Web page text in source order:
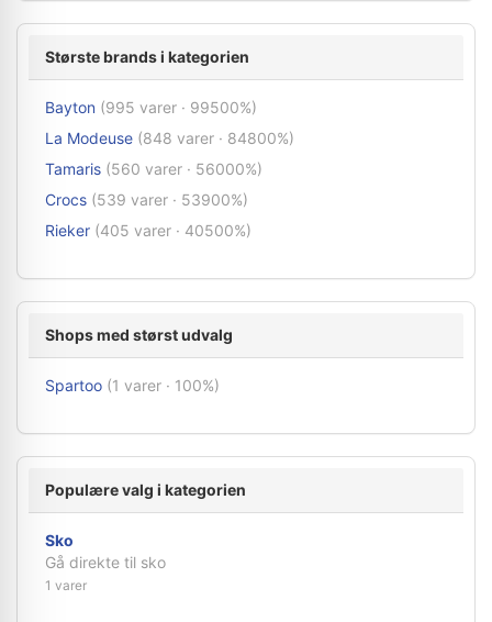
Største brands i kategorien
Bayton (995 varer · 99500%)
La Modeuse (848 varer · 84800%)
Tamaris (560 varer · 56000%)
Crocs (539 varer · 53900%)
Rieker (405 varer · 40500%)
Shops med størst udvalg
Spartoo (1 varer · 100%)
Populære valg i kategorien
Sko
Gå direkte til sko
1 varer